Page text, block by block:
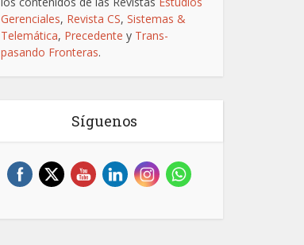
Gerenciales, Revista CS, Sistemas &
Telemática, Precedente y Trans-
pasando Fronteras.
Síguenos